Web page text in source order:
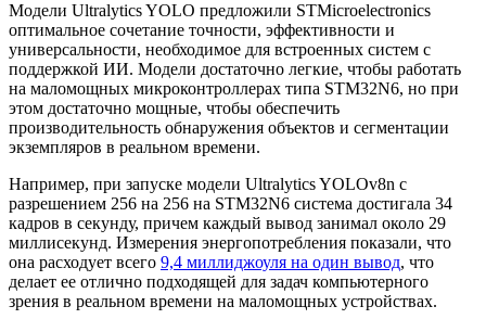
Модели Ultralytics YOLO предложили STMicroelectronics
оптимальное сочетание точности, эффективности и
универсальности, необходимое для встроенных систем с
поддержкой ИИ. Модели достаточно легкие, чтобы работать
на маломощных микроконтроллерах типа STM32N6, но при
этом достаточно мощные, чтобы обеспечить
производительность обнаружения объектов и сегментации
экземпляров в реальном времени.
Например, при запуске модели Ultralytics YOLOv8n с
разрешением 256 на 256 на STM32N6 система достигала 34
кадров в секунду, причем каждый вывод занимал около 29
миллисекунд. Измерения энергопотребления показали, что
она расходует всего 9,4 миллиджоуля на один вывод, что
делает ее отлично подходящей для задач компьютерного
зрения в реальном времени на маломощных устройствах.